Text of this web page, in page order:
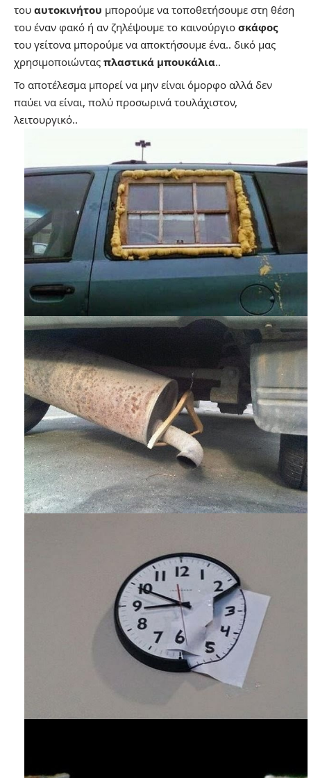
του αυτοκινήτου μπορούμε να τοποθετήσουμε στη θέση
του έναν φακό ή αν ζηλέψουμε το καινούργιο σκάφος
του γείτονα μπορούμε να αποκτήσουμε ένα.. δικό μας
χρησιμοποιώντας πλαστικά μπουκάλια..
Το αποτέλεσμα μπορεί να μην είναι όμορφο αλλά δεν
παύει να είναι, πολύ προσωρινά τουλάχιστον,
λειτουργικό..